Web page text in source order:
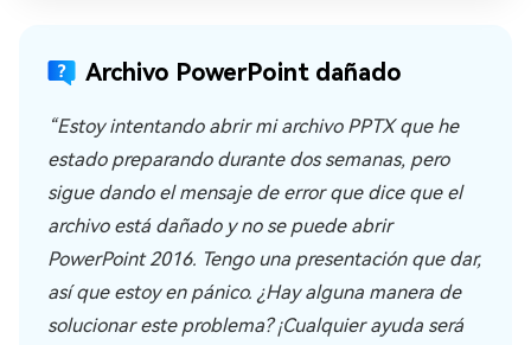
Archivo PowerPoint dañado
“Estoy intentando abrir mi archivo PPTX que he
estado preparando durante dos semanas, pero
sigue dando el mensaje de error que dice que el
archivo está dañado y no se puede abrir
PowerPoint 2016. Tengo una presentación que dar,
así que estoy en pánico. ¿Hay alguna manera de
solucionar este problema? ¡Cualquier ayuda será